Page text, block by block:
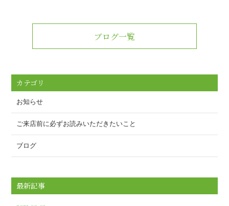
ブログ一覧
カテゴリ
お知らせ
ご来店前に必ずお読みいただきたいこと
ブログ
最新記事